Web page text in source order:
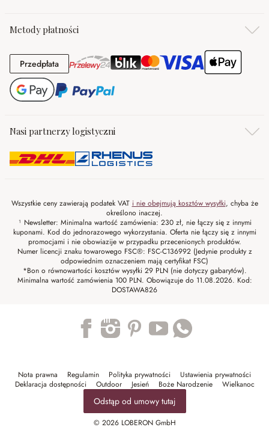
Metody płatności
PrzedpłataPrzedpłata
Nasi partnerzy logistyczni
Wszystkie ceny zawierają podatek VAT i nie obejmują kosztów wysyłki, chyba że
określono inaczej.
¹ Newsletter: Minimalna wartość zamówienia: 230 zł, nie łączy się z innymi
kuponami. Kod do jednorazowego wykorzystania. Oferta nie łączy się z innymi
promocjami i nie obowiazije w przypadku przecenionych produktów.
Numer licencji znaku towarowego FSC®: FSC-C136992 (Jedynie produkty z
odpowiednim oznaczeniem mają certyfikat FSC)
*Bon o równowartości kosztów wysyłki 29 PLN (nie dotyczy gabarytów).
Minimalna wartość zamówienia 100 PLN. Obowiązuje do 11.08.2026. Kod:
DOSTAWA826
Nota prawna Regulamin Polityka prywatności
Ustawienia prywatności
Deklaracja dostępności
Outdoor Jesień Boże Narodzenie Wielkanoc
Odstąp od umowy tutaj
© 2026 LOBERON GmbH